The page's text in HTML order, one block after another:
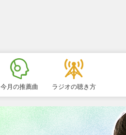
今月の推薦曲 ラジオの聴き方